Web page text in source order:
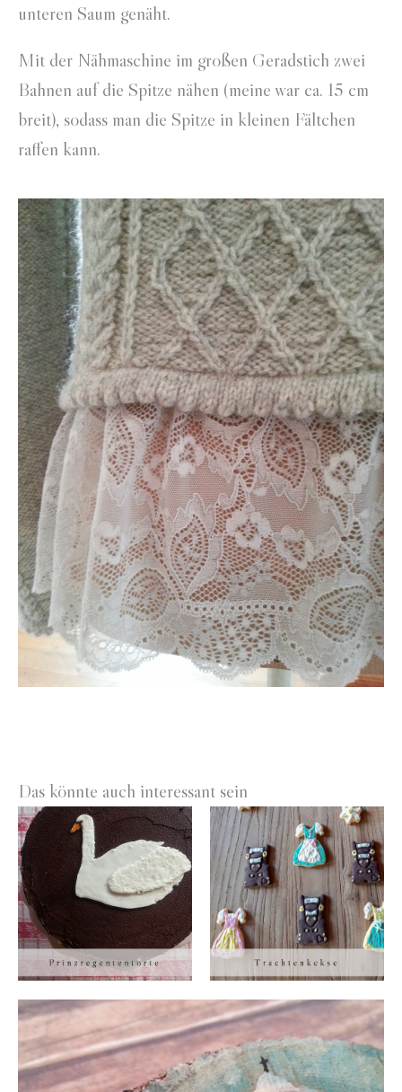
unteren Saum genäht.
Mit der Nähmaschine im großen Geradstich zwei
Bahnen auf die Spitze nähen (meine war ca. 15 cm
breit), sodass man die Spitze in kleinen Fältchen
raffen kann.
Das könnte auch interessant sein